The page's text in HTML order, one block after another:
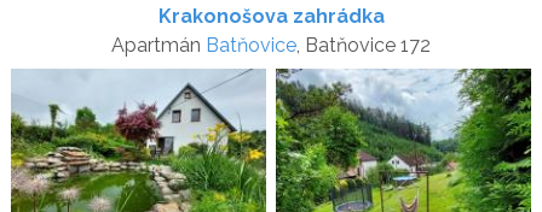
Krakonošova zahrádka
Apartmán Batňovice, Batňovice 172